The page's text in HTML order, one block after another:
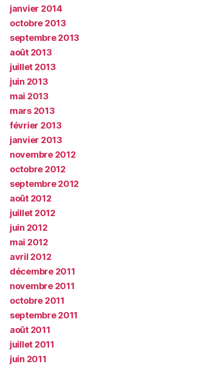
janvier 2014
octobre 2013
septembre 2013
août 2013
juillet 2013
juin 2013
mai 2013
mars 2013
février 2013
janvier 2013
novembre 2012
octobre 2012
septembre 2012
août 2012
juillet 2012
juin 2012
mai 2012
avril 2012
décembre 2011
novembre 2011
octobre 2011
septembre 2011
août 2011
juillet 2011
juin 2011